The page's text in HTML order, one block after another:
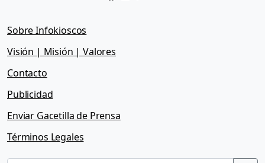
Sobre Infokioscos
Visión | Misión | Valores
Contacto
Publicidad
Enviar Gacetilla de Prensa
Términos Legales